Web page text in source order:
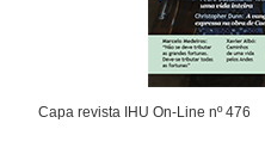
Capa revista IHU On-Line nº 476